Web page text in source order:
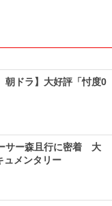
朝ドラ】大好評「忖度0
サー森且行に密着 大
ュメンタリー